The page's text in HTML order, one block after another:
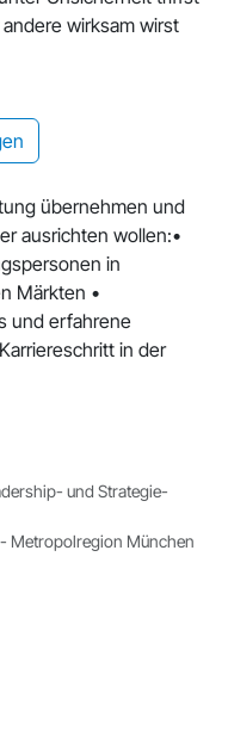
wirksam wirst
übernehmen und
ausrichten wollen:•
in
Märkten •
und erfahrene
in der
und Strategie-
Metropolregion München